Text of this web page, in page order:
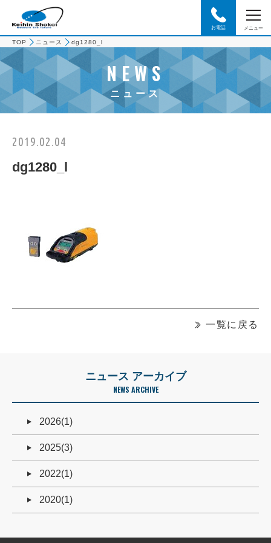
メニュー
お電話
TOP ニュース dg1280_l
NEWS
ニュース
2019.02.04
dg1280_l
一覧に戻る
ニュース アーカイブ
NEWS ARCHIVE
2026(1)
2025(3)
2022(1)
2020(1)